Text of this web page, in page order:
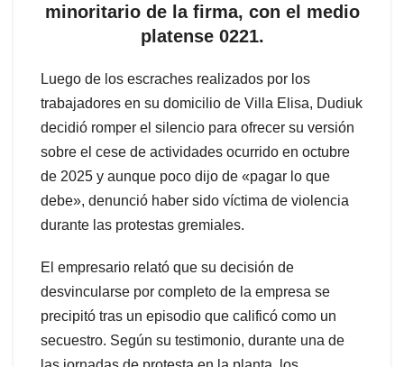
minoritario de la firma, con el medio
platense 0221.
Luego de los escraches realizados por los
trabajadores en su domicilio de Villa Elisa, Dudiuk
decidió romper el silencio para ofrecer su versión
sobre el cese de actividades ocurrido en octubre
de 2025 y aunque poco dijo de «pagar lo que
debe», denunció haber sido víctima de violencia
durante las protestas gremiales.
El empresario relató que su decisión de
desvincularse por completo de la empresa se
precipitó tras un episodio que calificó como un
secuestro. Según su testimonio, durante una de